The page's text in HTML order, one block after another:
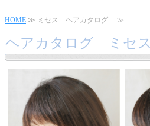
HOME ≫ ミセス ヘアカタログ ≫
ヘアカタログ ミセス